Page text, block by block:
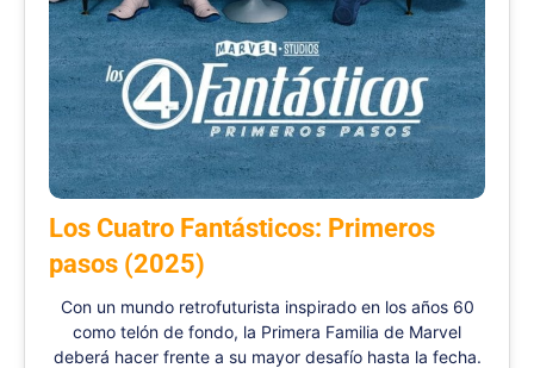
Los Cuatro Fantásticos: Primeros
pasos (2025)
Con un mundo retrofuturista inspirado en los años 60
como telón de fondo, la Primera Familia de Marvel
deberá hacer frente a su mayor desafío hasta la fecha.